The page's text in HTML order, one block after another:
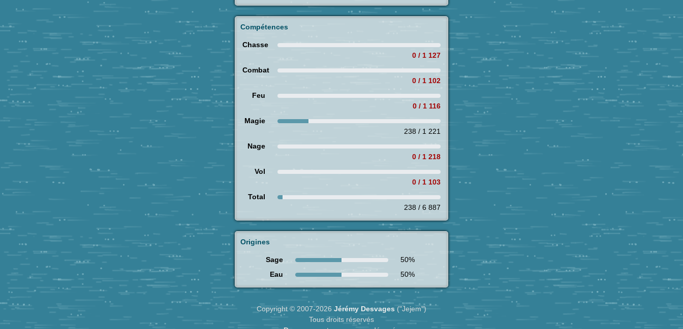
Compétences
Chasse
0 / 1 127
Combat
0 / 1 102
Feu
0 / 1 116
Magie
238 / 1 221
Nage
0 / 1 218
Vol
0 / 1 103
Total
238 / 6 887
Origines
Sage
50%
Eau
50%
Copyright © 2007-2026 Jérémy Desvages ("Jejem")
Tous droits réservés